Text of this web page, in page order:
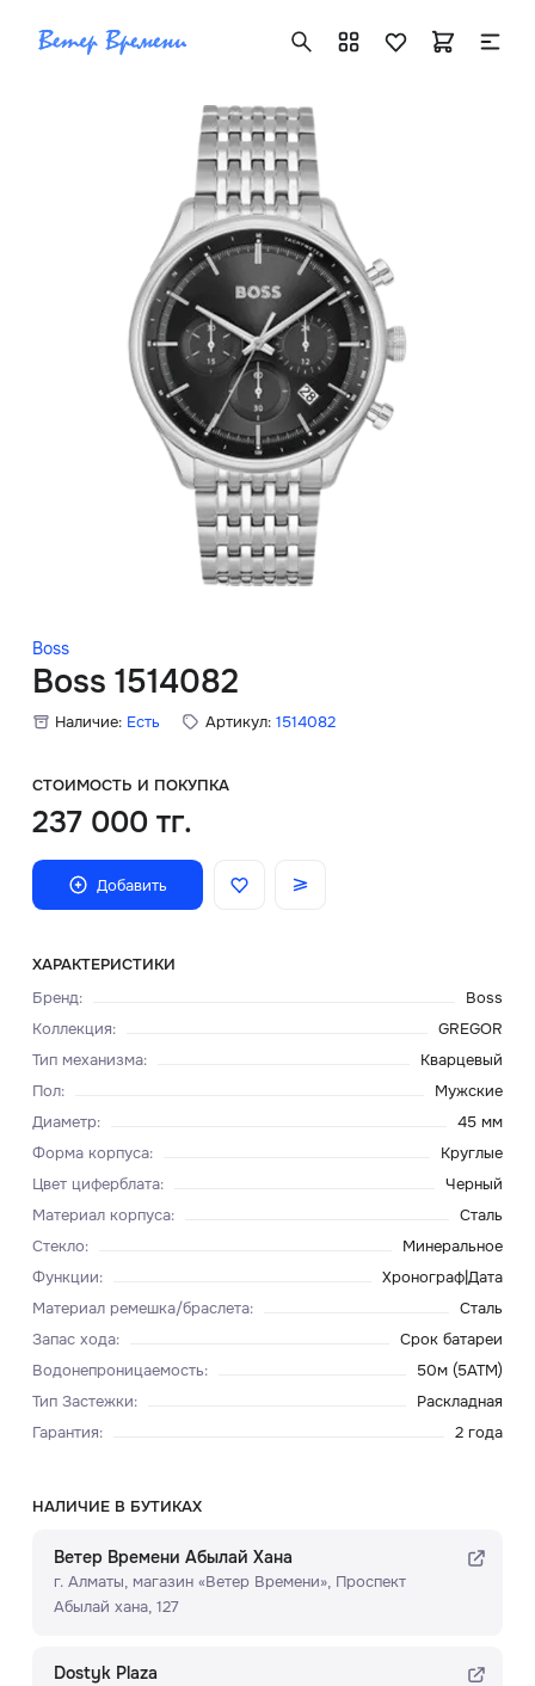
Boss
Boss 1514082
Наличие: Есть Артикул: 1514082
СТОИМОСТЬ И ПОКУПКА
237 000 тг.
Добавить
ХАРАКТЕРИСТИКИ
Бренд:
Boss
Коллекция:
GREGOR
Тип механизма:
Кварцевый
Пол:
Мужские
Диаметр:
45 мм
Форма корпуса:
Круглые
Цвет циферблата:
Черный
Материал корпуса:
Сталь
Стекло:
Минеральное
Функции:
Хронограф|Дата
Материал ремешка/браслета:
Сталь
Запас хода:
Срок батареи
Водонепроницаемость:
50м (5ATM)
Тип Застежки:
Раскладная
Гарантия: 2 года
НАЛИЧИЕ В БУТИКАХ
Ветер Времени Абылай Хана
г. Алматы, ​магазин «Ветер Времени»​, Проспект
Абылай хана, 127
Dostyk Plaza
+7 ( 705 ) 181-42-50
info@vetervremeni.kz
Авторизация
Каталог
Мужские часы
Женские часы
Скидки
Главная
О нас
Доставка и оплата